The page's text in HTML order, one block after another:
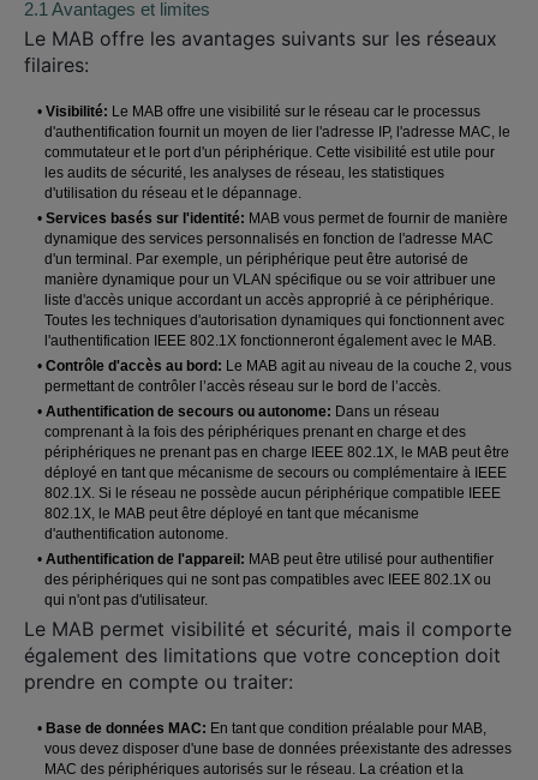
2.1 Avantages et limites
Le MAB offre les avantages suivants sur les réseaux
filaires:
• Visibilité: Le MAB offre une visibilité sur le réseau car le processus
d'authentification fournit un moyen de lier l'adresse IP, l'adresse MAC, le
commutateur et le port d'un périphérique. Cette visibilité est utile pour
les audits de sécurité, les analyses de réseau, les statistiques
d'utilisation du réseau et le dépannage.
• Services basés sur l'identité: MAB vous permet de fournir de manière
dynamique des services personnalisés en fonction de l'adresse MAC
d'un terminal. Par exemple, un périphérique peut être autorisé de
manière dynamique pour un VLAN spécifique ou se voir attribuer une
liste d'accès unique accordant un accès approprié à ce périphérique.
Toutes les techniques d'autorisation dynamiques qui fonctionnent avec
l'authentification IEEE 802.1X fonctionneront également avec le MAB.
• Contrôle d'accès au bord: Le MAB agit au niveau de la couche 2, vous
permettant de contrôler l’accès réseau sur le bord de l’accès.
• Authentification de secours ou autonome: Dans un réseau
comprenant à la fois des périphériques prenant en charge et des
périphériques ne prenant pas en charge IEEE 802.1X, le MAB peut être
déployé en tant que mécanisme de secours ou complémentaire à IEEE
802.1X. Si le réseau ne possède aucun périphérique compatible IEEE
802.1X, le MAB peut être déployé en tant que mécanisme
d'authentification autonome.
• Authentification de l'appareil: MAB peut être utilisé pour authentifier
des périphériques qui ne sont pas compatibles avec IEEE 802.1X ou
qui n'ont pas d'utilisateur.
Le MAB permet visibilité et sécurité, mais il comporte
également des limitations que votre conception doit
prendre en compte ou traiter:
• Base de données MAC: En tant que condition préalable pour MAB,
vous devez disposer d'une base de données préexistante des adresses
MAC des périphériques autorisés sur le réseau. La création et la